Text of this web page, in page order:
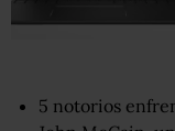
5 notorios